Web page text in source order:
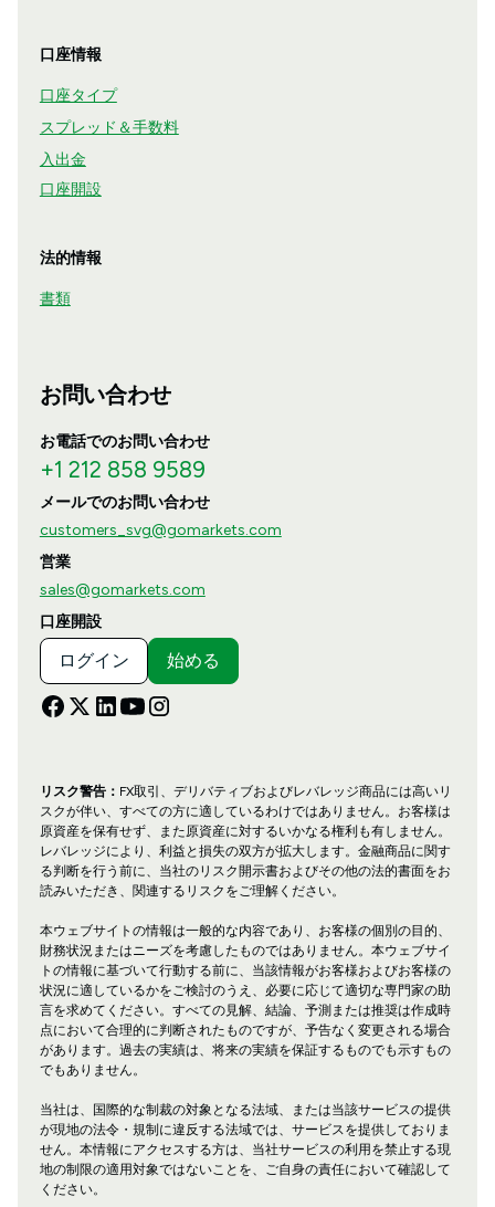
口座情報
口座タイプ
スプレッド＆手数料
入出金
口座開設
法的情報
書類
お問い合わせ
お電話でのお問い合わせ
+1 212 858 9589
メールでのお問い合わせ
customers_svg@gomarkets.com
営業
sales@gomarkets.com
口座開設
ログイン 始める
リスク警告： FX取引、デリバティブおよびレバレッジ商品には高いリ
スクが伴い、すべての方に適しているわけではありません。お客様は
原資産を保有せず、また原資産に対するいかなる権利も有しません。
レバレッジにより、利益と損失の双方が拡大します。金融商品に関す
る判断を行う前に、当社のリスク開示書およびその他の法的書面をお
読みいただき、関連するリスクをご理解ください。
本ウェブサイトの情報は一般的な内容であり、お客様の個別の目的、
財務状況またはニーズを考慮したものではありません。本ウェブサイ
トの情報に基づいて行動する前に、当該情報がお客様およびお客様の
状況に適しているかをご検討のうえ、必要に応じて適切な専門家の助
言を求めてください。すべての見解、結論、予測または推奨は作成時
点において合理的に判断されたものですが、予告なく変更される場合
があります。過去の実績は、将来の実績を保証するものでも示すもの
でもありません。
当社は、国際的な制裁の対象となる法域、または当該サービスの提供
が現地の法令・規制に違反する法域では、サービスを提供しておりま
せん。本情報にアクセスする方は、当社サービスの利用を禁止する現
地の制限の適用対象ではないことを、ご自身の責任において確認して
ください。